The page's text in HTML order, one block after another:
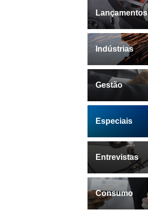
Lançamentos
Indústrias
Gestão
Especiais
Entrevistas
Consumo